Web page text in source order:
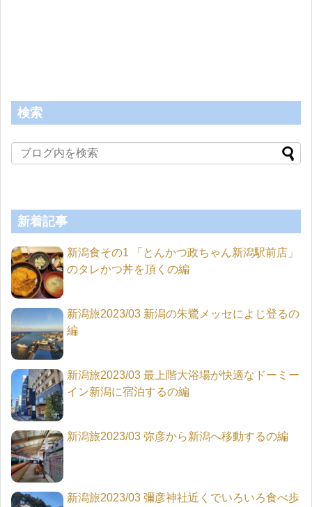
検索
新着記事
新潟食その1 「とんかつ政ちゃん新潟駅前店」
のタレかつ丼を頂くの編
新潟旅2023/03 新潟の朱鷺メッセによじ登るの
編
新潟旅2023/03 最上階大浴場が快適なドーミー
イン新潟に宿泊するの編
新潟旅2023/03 弥彦から新潟へ移動するの編
新潟旅2023/03 彌彦神社近くでいろいろ食べ歩